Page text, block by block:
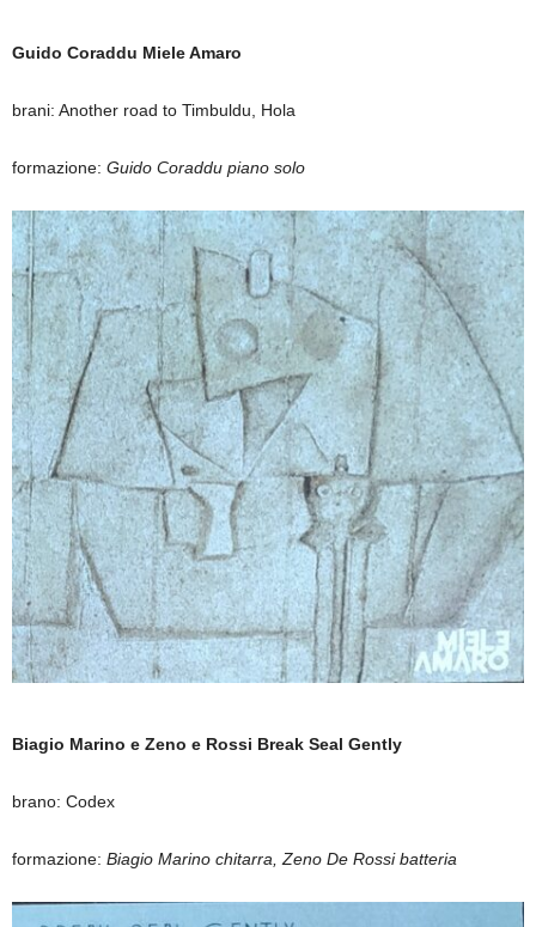
Guido Coraddu Miele Amaro
brani: Another road to Timbuldu, Hola
formazione: Guido Coraddu piano solo
Biagio Marino e Zeno e Rossi Break Seal Gently
brano: Codex
formazione: Biagio Marino chitarra, Zeno De Rossi batteria